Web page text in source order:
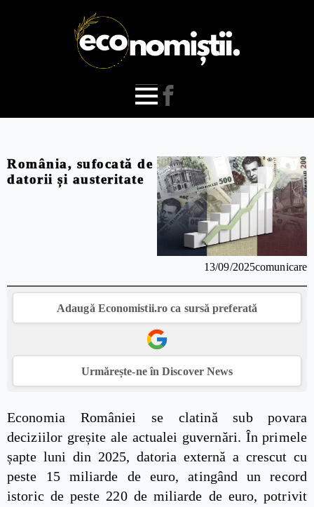
România, sufocată de
datorii și austeritate
13/09/2025comunicare
Adaugă Economistii.ro ca sursă preferată
Urmărește-ne în Discover News
Economia României se clatină sub povara
deciziilor greșite ale actualei guvernări. În primele
șapte luni din 2025, datoria externă a crescut cu
peste 15 miliarde de euro, atingând un record
istoric de peste 220 de miliarde de euro, potrivit